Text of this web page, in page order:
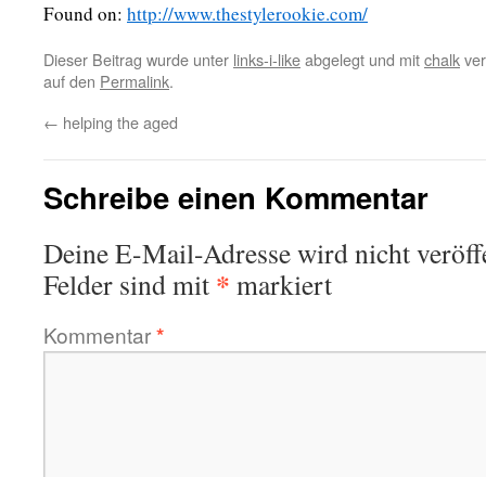
Found on: http://www.thestylerookie.com/
Dieser Beitrag wurde unter links-i-likeabgelegt und mitchalk
auf den Permalink.
← helping the aged
Schreibe einen Kommentar
Deine E-Mail-Adresse wird nicht
Felder sind mit * markiert
Kommentar*